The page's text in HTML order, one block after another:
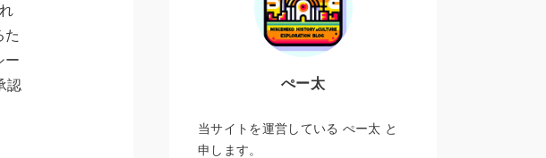
た
ー
認
ぺー太
当サイトを運営している ぺー太 と
申します。